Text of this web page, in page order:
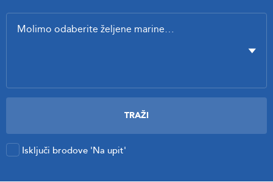
Isključi brodove 'Na upit'